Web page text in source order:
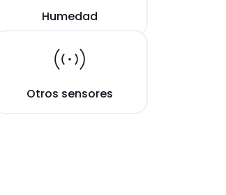
Humedad
Otros sensores